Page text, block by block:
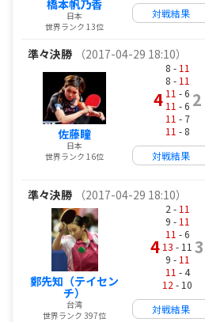
橋本帆乃香
日本
世界ランク 13位
対戦結果
準々決勝 （2017-04-29 18:10）
佐藤瞳
日本
世界ランク 16位
4
8 - 11
8 - 11
11 - 6
11 - 6
11 - 7
11 - 8
2
対戦結果
準々決勝 （2017-04-29 18:10）
鄭先知（テイセン
チ）
台湾
世界ランク 397位
4
2 - 11
9 - 11
11 - 6
13 - 11
9 - 11
11 - 4
12 - 10
3
対戦結果